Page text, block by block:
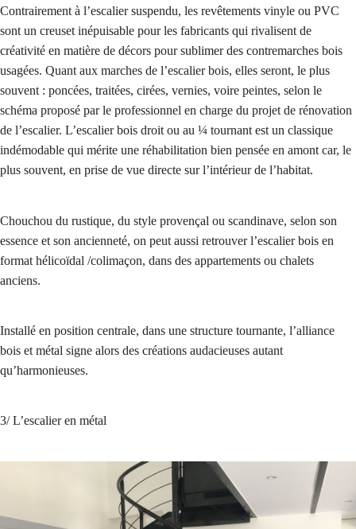
Contrairement à l’escalier suspendu, les revêtements vinyle ou PVC
sont un creuset inépuisable pour les fabricants qui rivalisent de
créativité en matière de décors pour sublimer des contremarches bois
usagées. Quant aux marches de l’escalier bois, elles seront, le plus
souvent : poncées, traitées, cirées, vernies, voire peintes, selon le
schéma proposé par le professionnel en charge du projet de rénovation
de l’escalier. L’escalier bois droit ou au ¼ tournant est un classique
indémodable qui mérite une réhabilitation bien pensée en amont car, le
plus souvent, en prise de vue directe sur l’intérieur de l’habitat.
Chouchou du rustique, du style provençal ou scandinave, selon son
essence et son ancienneté, on peut aussi retrouver l’escalier bois en
format hélicoïdal /colimaçon, dans des appartements ou chalets
anciens.
Installé en position centrale, dans une structure tournante, l’alliance
bois et métal signe alors des créations audacieuses autant
qu’harmonieuses.
3/ L’escalier en métal